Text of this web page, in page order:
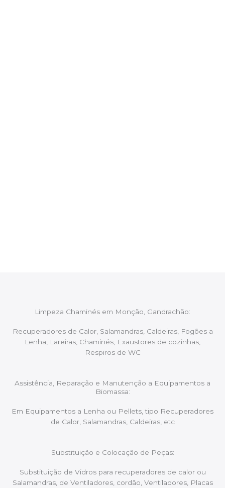
Limpeza Chaminés em Monção, Gandrachão:
Recuperadores de Calor, Salamandras, Caldeiras, Fogões a
Lenha, Lareiras, Chaminés, Exaustores de cozinhas,
Respiros de WC
Assistência, Reparação e Manutenção a Equipamentos a
Biomassa:
Em Equipamentos a Lenha ou Pellets, tipo Recuperadores
de Calor, Salamandras, Caldeiras, etc
Substituição e Colocação de Peças:
Substituição de Vidros para recuperadores de calor ou
Salamandras, de Ventiladores, cordão, Ventiladores, Placas